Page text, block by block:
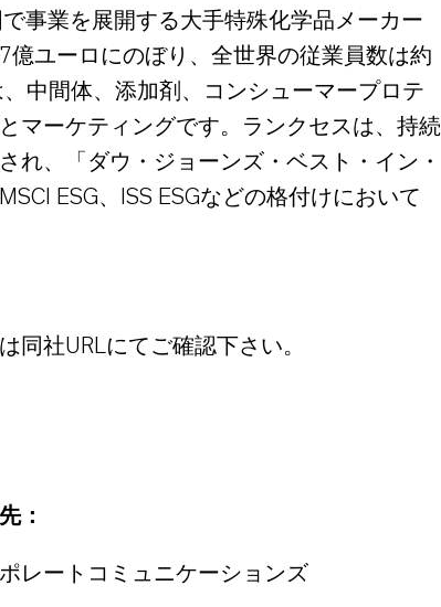
で事業を展開する大手特殊化学品メーカー
億ユーロにのぼり、全世界の従業員数は約
中間体、添加剤、コンシューマープロテ
マーケティングです。ランクセスは、持続
れ、「ダウ・ジョーンズ・ベスト・イン・
MSCI ESG、 ISS ESGなどの格付けにおいて
同社URLにてご確認下さい。
：
レートコミュニケーションズ